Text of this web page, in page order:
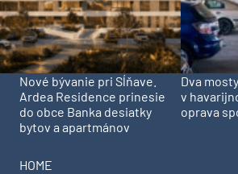
Nové bývanie pri Sĺňave.
Ardea Residence prinesie
do obce Banka desiatky
bytov a apartmánov
Dva
v
oprava
HOME